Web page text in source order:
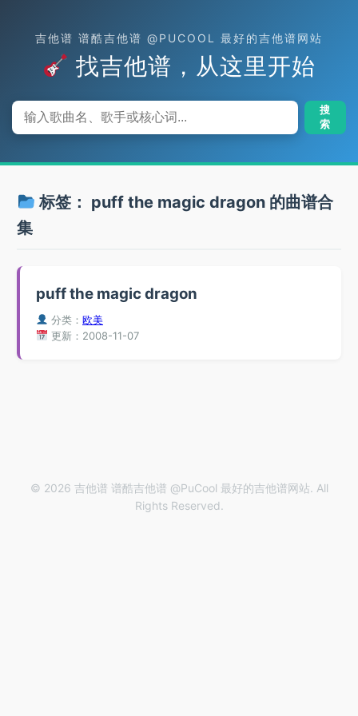
吉他谱 谱酷吉他谱 @PUCOOL 最好的吉他谱网站
找吉他谱，从这里开始
搜
索
标签： puff the magic dragon的曲谱合
集
puff the magic dragon
分类：欧美
更新：2008-11-07
© 2026 吉他谱 谱酷吉他谱 @PuCool 最好的吉他谱网站. All
Rights Reserved.